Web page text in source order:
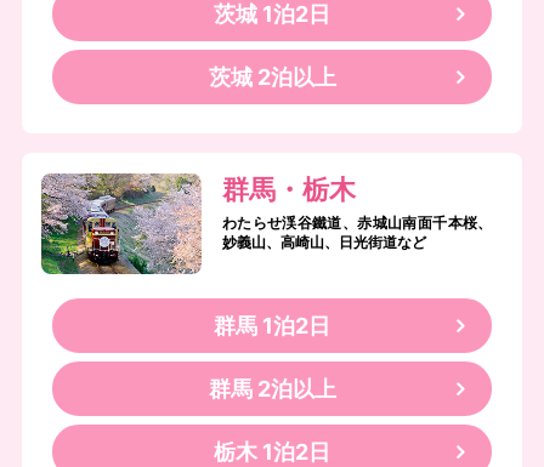
茨城 1泊2日
茨城 2泊以上
群馬・栃木
わたらせ渓谷鐵道、赤城山南面千本桜、
妙義山、高崎山、日光街道など
群馬 1泊2日
群馬 2泊以上
栃木 1泊2日